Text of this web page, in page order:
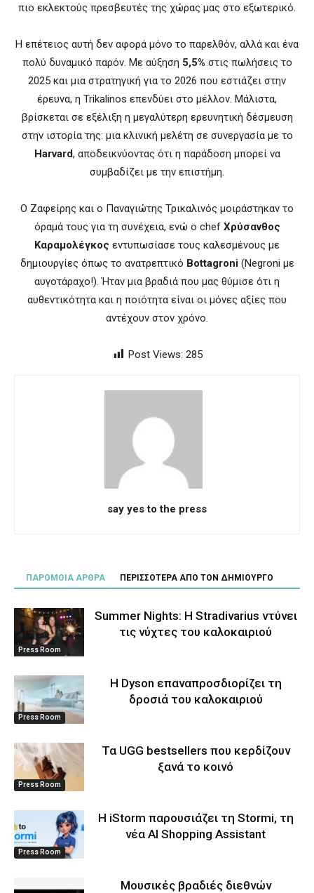
πιο εκλεκτούς πρεσβευτές της χώρας μας στο εξωτερικό.
Η επέτειος αυτή δεν αφορά μόνο το παρελθόν, αλλά και ένα
πολύ δυναμικό παρόν. Με αύξηση 5,5% στις πωλήσεις το
2025 και μια στρατηγική για το 2026 που εστιάζει στην
έρευνα, η Trikalinos επενδύει στο μέλλον. Μάλιστα,
βρίσκεται σε εξέλιξη η μεγαλύτερη ερευνητική δέσμευση
στην ιστορία της: μια κλινική μελέτη σε συνεργασία με το
Harvard, αποδεικνύοντας ότι η παράδοση μπορεί να
συμβαδίζει με την επιστήμη.
Ο Ζαφείρης και ο Παναγιώτης Τρικαλινός μοιράστηκαν το
όραμά τους για τη συνέχεια, ενώ ο chef Χρύσανθος
Καραμολέγκος εντυπωσίασε τους καλεσμένους με
δημιουργίες όπως το ανατρεπτικό Bottagroni(Negroni με
αυγοτάραχο!). Ήταν μια βραδιά που μας θύμισε ότι η
αυθεντικότητα και η ποιότητα είναι οι μόνες αξίες που
αντέχουν στον χρόνο.
Post Views: 285
say yes to the press
ΠΑΡΟΜΟΙΑ ΑΡΘΡΑ ΠΕΡΙΣΣΟΤΕΡΑ ΑΠΟ ΤΟΝ ΔΗΜΙΟΥΡΓΟ
Press Room
Summer Nights: Η Stradivarius ντύνει
τις νύχτες του καλοκαιριού
Press Room
Η Dyson επαναπροσδιορίζει τη
δροσιά του καλοκαιριού
Press Room
Τα UGG bestsellers που κερδίζουν
ξανά το κοινό
Press Room
Η iStorm παρουσιάζει τη Stormi, τη
νέα AI Shopping Assistant
Μουσικές βραδιές διεθνών